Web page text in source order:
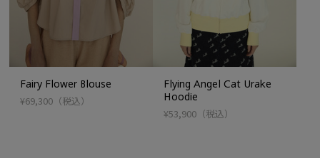
Fairy Flower Blouse
¥69,300 （税込）
Flying Angel Cat Urake
Hoodie
¥53,900（税込）